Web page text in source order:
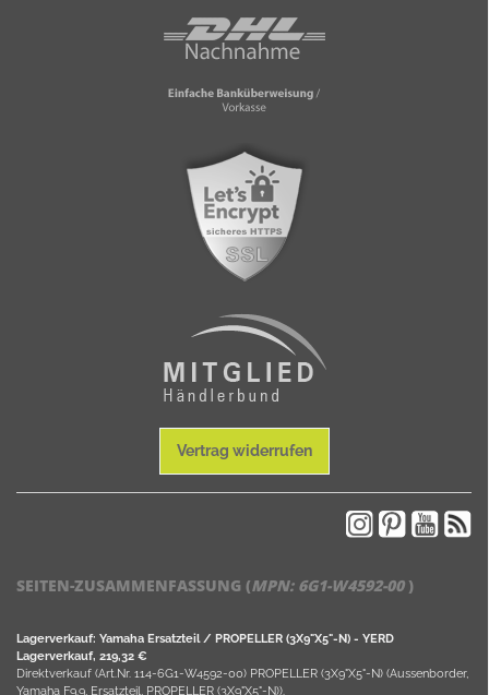
Vertrag widerrufen
SEITEN-ZUSAMMENFASSUNG (MPN: 6G1-W4592-00)
Lagerverkauf: Yamaha Ersatzteil / PROPELLER (3X9"X5"-N) - YERD
Lagerverkauf, 219,32 €
Direktverkauf (Art.Nr. 114-6G1-W4592-00) PROPELLER (3X9"X5"-N) (Aussenborder,
Yamaha F9.9, Ersatzteil, PROPELLER (3X9"X5"-N)).